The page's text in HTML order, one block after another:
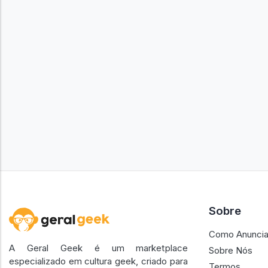
A Geral Geek é um marketplace
especializado em cultura geek, criado para
Sobre
Como
Sobre Nós